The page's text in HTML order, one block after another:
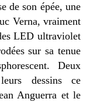
de son épée, une
Verna, vraiment
LED ultraviolet
sur sa tenue
Deux
dessins ce
Anguerra et le